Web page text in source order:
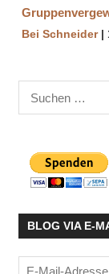
Bei Schneider
Suchen
nach:
BLOG VIA E-
E-